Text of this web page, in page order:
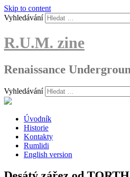
Skip to content
Vyhledávání
R.U.M. zine
Renaissance
Vyhledávání
Úvodník
Historie
Kontakty
Rumlidi
English version